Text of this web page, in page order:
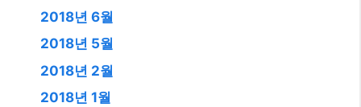
2018년 6월
2018년 5월
2018년 2월
2018년 1월